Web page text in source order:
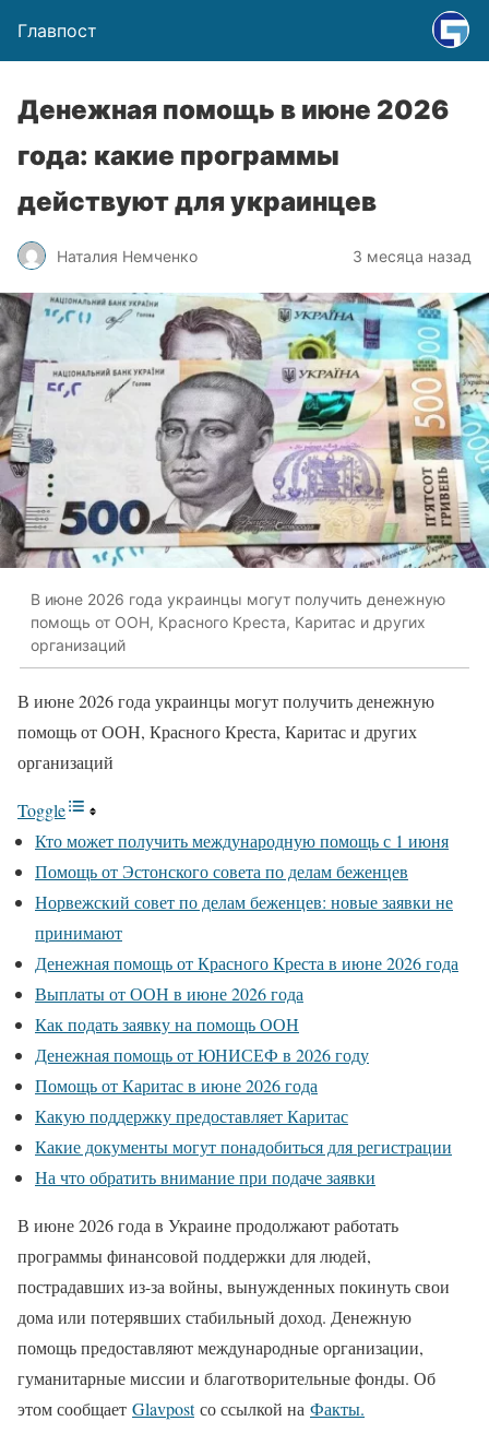
Главпост
Денежная помощь в июне 2026
года: какие программы
действуют для украинцев
Наталия Немченко 3 месяца назад
В июне 2026 года украинцы могут получить денежную
помощь от ООН, Красного Креста, Каритас и других
организаций
В июне 2026 года украинцы могут получить денежную
помощь от ООН, Красного Креста, Каритас и других
организаций
Toggle
Кто может получить международную помощь с 1 июня
Помощь от Эстонского совета по делам беженцев
Норвежский совет по делам беженцев: новые заявки не
принимают
Денежная помощь от Красного Креста в июне 2026 года
Выплаты от ООН в июне 2026 года
Как подать заявку на помощь ООН
Денежная помощь от ЮНИСЕФ в 2026 году
Помощь от Каритас в июне 2026 года
Какую поддержку предоставляет Каритас
Какие документы могут понадобиться для регистрации
На что обратить внимание при подаче заявки
В июне 2026 года в Украине продолжают работать
программы финансовой поддержки для людей,
пострадавших из-за войны, вынужденных покинуть свои
дома или потерявших стабильный доход. Денежную
помощь предоставляют международные организации,
гуманитарные миссии и благотворительные фонды. Об
этом сообщает Glavpostсо ссылкой на Факты.